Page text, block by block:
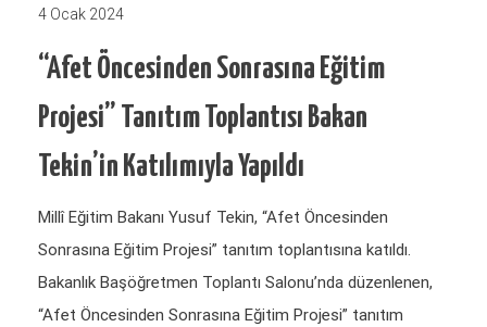
4 Ocak 2024
“Afet Öncesinden Sonrasına Eğitim
Projesi” Tanıtım Toplantısı Bakan
Tekin’in Katılımıyla Yapıldı
Millî Eğitim Bakanı Yusuf Tekin, “Afet Öncesinden
Sonrasına Eğitim Projesi” tanıtım toplantısına katıldı.
Bakanlık Başöğretmen Toplantı Salonu’nda düzenlenen,
“Afet Öncesinden Sonrasına Eğitim Projesi” tanıtım